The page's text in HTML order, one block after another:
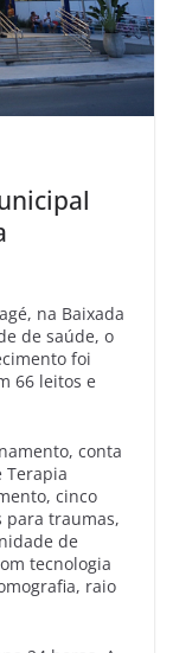
na Baixada
de saúde, o
foi
66 leitos e
conta
Terapia
cinco
para traumas,
de
tecnologia
raio